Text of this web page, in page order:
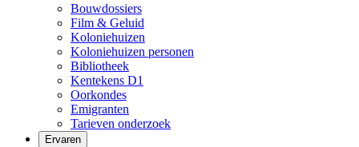
Bouwdossiers
Film & Geluid
Koloniehuizen
Koloniehuizen personen
Bibliotheek
Kentekens D1
Oorkondes
Emigranten
Tarieven onderzoek
Ervaren